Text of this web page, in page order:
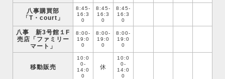
八事購買部
「T・court」
8:45-
16:3
0
8:45-
16:3
0
8:45-
16:3
0
八事 新3号館１F
売店「ファミリー
マート」
8:00-
19:0
0
8:00-
19:0
0
8:00-
19:0
0
移動販売
10:0
0-
14:0
0
休
10:0
0-
14:0
0